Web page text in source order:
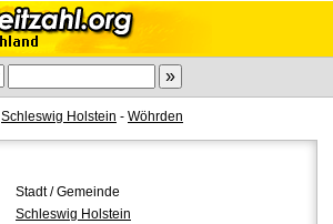
Schleswig Holstein - Wöhrden
Stadt / Gemeinde
Schleswig Holstein